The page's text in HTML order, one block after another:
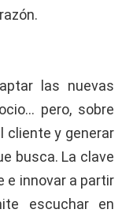
las nuevas
pero, sobre
cliente y generar
busca. La clave
e innovar a partir
escuchar en